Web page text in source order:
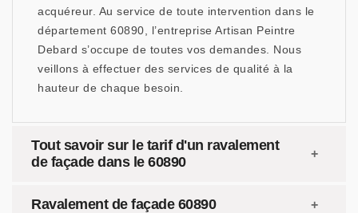
acquéreur. Au service de toute intervention dans le
département 60890, l’entreprise Artisan Peintre
Debard s’occupe de toutes vos demandes. Nous
veillons à effectuer des services de qualité à la
hauteur de chaque besoin.
Tout savoir sur le tarif d'un ravalement
de façade dans le 60890
Ravalement de façade 60890